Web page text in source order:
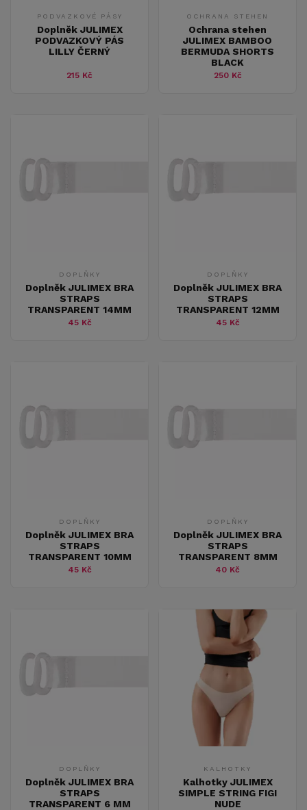
PODVAZKOVÉ PÁSY
Doplněk JULIMEX
PODVAZKOVÝ PÁS
LILLY ČERNÝ
215 Kč
OCHRANA STEHEN
Ochrana stehen
JULIMEX BAMBOO
BERMUDA SHORTS
BLACK
250 Kč
DOPLŇKY
Doplněk JULIMEX BRA
STRAPS
TRANSPARENT 14MM
45 Kč
DOPLŇKY
Doplněk JULIMEX BRA
STRAPS
TRANSPARENT 12MM
45 Kč
DOPLŇKY
Doplněk JULIMEX BRA
STRAPS
TRANSPARENT 10MM
45 Kč
DOPLŇKY
Doplněk JULIMEX BRA
STRAPS
TRANSPARENT 8MM
40 Kč
DOPLŇKY
Doplněk JULIMEX BRA
STRAPS
TRANSPARENT 6 MM
KALHOTKY
Kalhotky JULIMEX
SIMPLE STRING FIGI
NUDE